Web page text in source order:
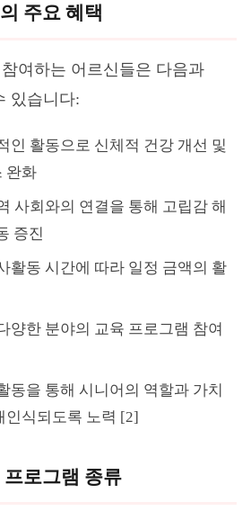
주요 혜택
여하는 어르신들은 다음과
있습니다:
인 활동으로 신체적 건강 개선 및
완화
사회와의 연결을 통해 고립감 해
증진
활동 시간에 따라 일정 금액의 활
양한 분야의 교육 프로그램 참여
동을 통해 시니어의 역할과 가치
인식되도록 노력 [2]
로그램 종류